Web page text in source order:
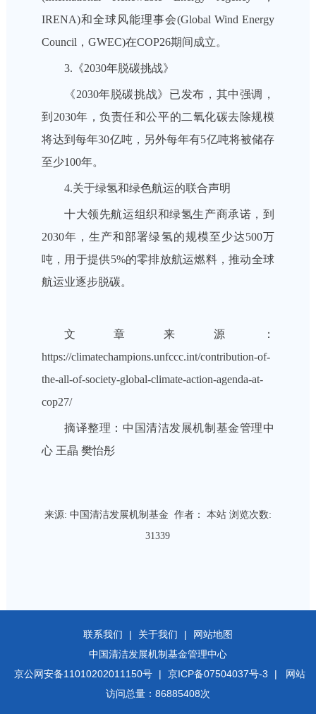
IRENA)和全球风能理事会(Global Wind Energy
Council，GWEC)在COP26期间成立。
3.《2030年脱碳挑战》
《2030年脱碳挑战》已发布，其中强调，
到2030年，负责任和公平的二氧化碳去除规模
将达到每年30亿吨，另外每年有5亿吨将被储存
至少100年。
4.关于绿氢和绿色航运的联合声明
十大领先航运组织和绿氢生产商承诺，到
2030年，生产和部署绿氢的规模至少达500万
吨，用于提供5%的零排放航运燃料，推动全球
航运业逐步脱碳。
文章来源：
https://climatechampions.unfccc.int/contribution-of-
the-all-of-society-global-climate-action-agenda-at-
cop27/
摘译整理：中国清洁发展机制基金管理中
心 王晶 樊怡彤
来源: 中国清洁发展机制基金 作者： 本站 浏览次数:
31339
联系我们 | 关于我们 |
网站地图
中国清洁发展机制基金管理中心
京公网安备11010202011150号
| 京ICP备07504037号-3
| 网站
访问总量：86885408次